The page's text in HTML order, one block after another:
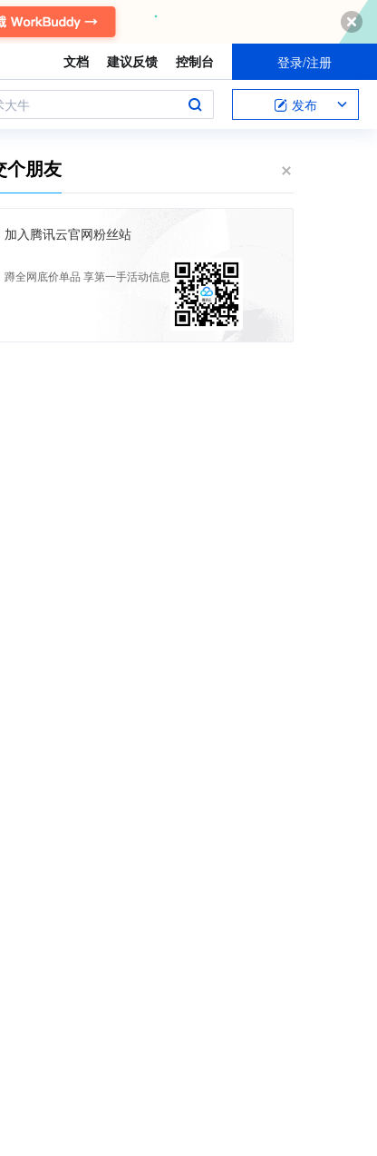
文档 建议反馈 控制台 登录/注册
大牛 发布
个朋友
加入腾讯云官网粉丝站
蹲全网底价单品 享第一手活动信息